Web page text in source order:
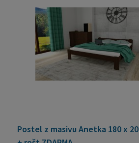
Postel z masivu Anetka 180 x